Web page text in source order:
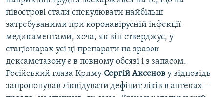
півострові стали спекулювати найбільш
затребуваними при коронавірусній інфекції
медикаментами, хоча, як він стверджує, у
стаціонарах усі ці препарати на зразок
дексаметазону є в повному обсязі і з запасом.
Російський глава Криму Сергій Аксенов у відповідь
запропонував ліквідувати дефіцит ліків в аптеках –